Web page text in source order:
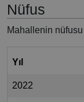
Nüfus
Mahallenin
Yıl
2022